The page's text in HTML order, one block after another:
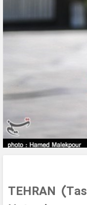
TEHRAN